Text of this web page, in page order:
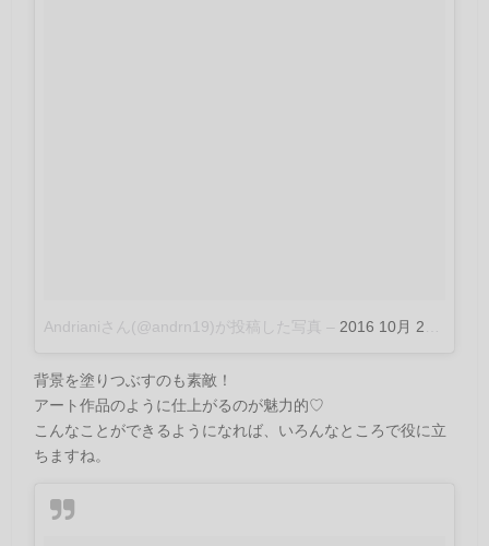
Andrianiさん(@andrn19)が投稿した写真 – 2016 10月 29 8:35午後 PDT
背景を塗りつぶすのも素敵！
アート作品のように仕上がるのが魅力的♡
こんなことができるようになれば、いろんなところで役に立
ちますね。